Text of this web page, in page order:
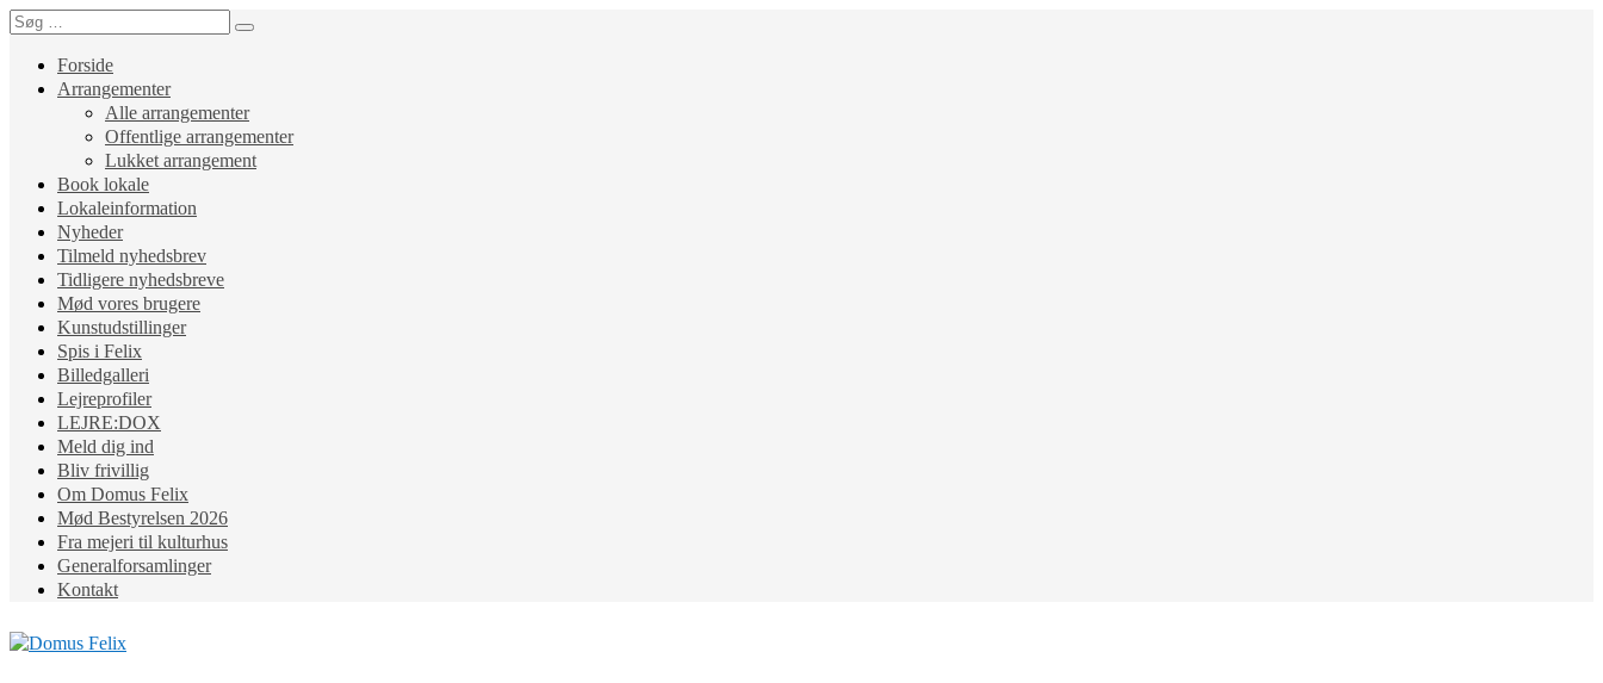
Forside
Arrangementer
Alle arrangementer
Offentlige arrangementer
Lukket arrangement
Book lokale
Lokaleinformation
Nyheder
Tilmeld nyhedsbrev
Tidligere nyhedsbreve
Mød vores brugere
Kunstudstillinger
Spis i Felix
Billedgalleri
Lejreprofiler
LEJRE:DOX
Meld dig ind
Bliv frivillig
Om Domus Felix
Mød Bestyrelsen 2026
Fra mejeri til kulturhus
Generalforsamlinger
Kontakt